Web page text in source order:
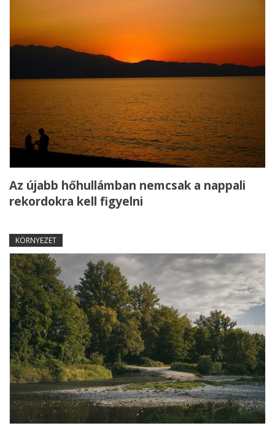
Az újabb hőhullámban nemcsak a nappali
rekordokra kell figyelni
KÖRNYEZET